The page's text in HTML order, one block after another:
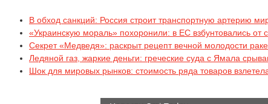
В обход санкций: Россия строит транспортную артерию
«Украинскую мораль» похоронили: в ЕС взбунтовались от
Секрет «Медведя»: раскрыт рецепт вечной молодости
Ледяной газ, жаркие деньги: греческие суда с Ямала
Шок для мировых рынков: стоимость ряда товаров